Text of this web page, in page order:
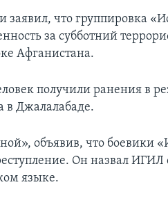
что группировка
за субботний
Афганистана.
получили ранения в
в Джалалабаде.
объявив, что боевики
Он назвал ИГИЛ
языке.